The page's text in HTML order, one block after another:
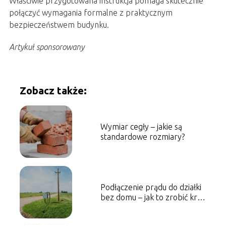
połączyć wymagania formalne z praktycznym
bezpieczeństwem budynku.
Artykuł sponsorowany
Zobacz także:
Wymiar cegły – jakie są
standardowe rozmiary?
Podłączenie prądu do działki
bez domu – jak to zrobić krok